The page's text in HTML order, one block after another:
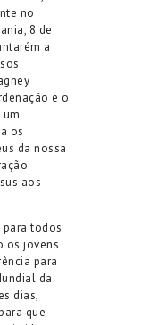
no
8 de
a
e o
os
da nossa
aos
para todos
os jovens
para
da
dias,
que